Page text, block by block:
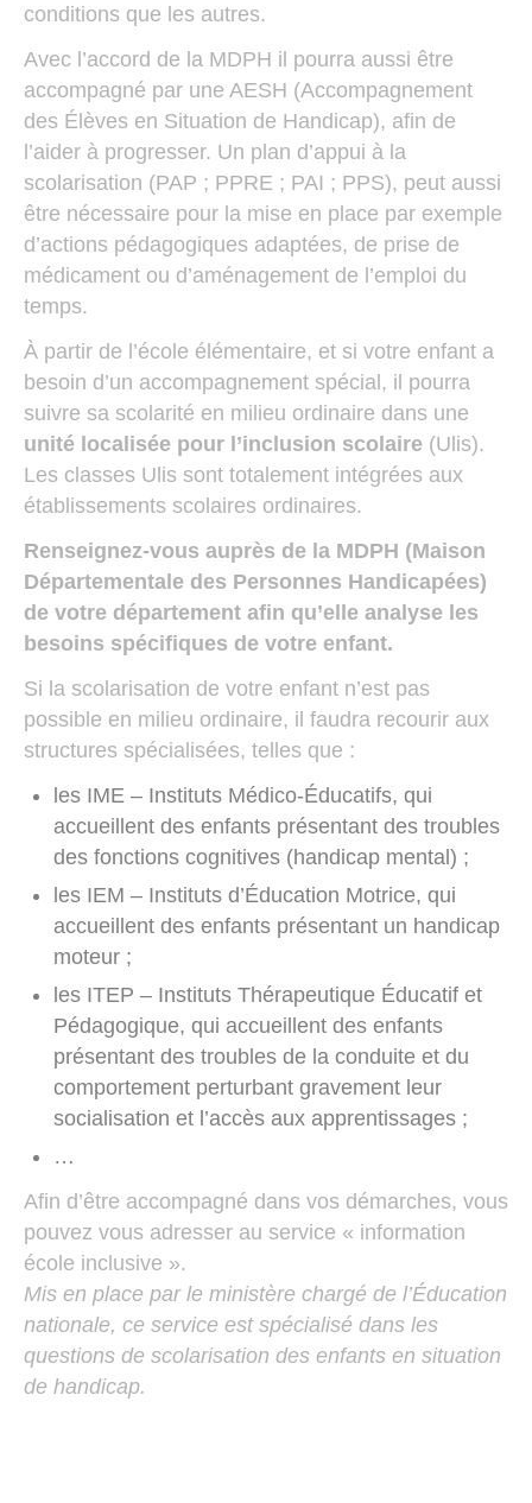
conditions que les autres.
Avec l’accord de la MDPH il pourra aussi être
accompagné par une AESH (Accompagnement
des Élèves en Situation de Handicap), afin de
l’aider à progresser. Un plan d’appui à la
scolarisation (PAP ; PPRE ; PAI ; PPS), peut aussi
être nécessaire pour la mise en place par exemple
d’actions pédagogiques adaptées, de prise de
médicament ou d’aménagement de l’emploi du
temps.
À partir de l’école élémentaire, et si votre enfant a
besoin d’un accompagnement spécial, il pourra
suivre sa scolarité en milieu ordinaire dans une
unité localisée pour l’inclusion scolaire (Ulis).
Les classes Ulis sont totalement intégrées aux
établissements scolaires ordinaires.
Renseignez-vous auprès de la MDPH (Maison
Départementale des Personnes Handicapées)
de votre département afin qu’elle analyse les
besoins spécifiques de votre enfant.
Si la scolarisation de votre enfant n’est pas
possible en milieu ordinaire, il faudra recourir aux
structures spécialisées, telles que :
les IME – Instituts Médico-Éducatifs, qui
accueillent des enfants présentant des troubles
des fonctions cognitives (handicap mental) ;
les IEM – Instituts d’Éducation Motrice, qui
accueillent des enfants présentant un handicap
moteur ;
les ITEP – Instituts Thérapeutique Éducatif et
Pédagogique, qui accueillent des enfants
présentant des troubles de la conduite et du
comportement perturbant gravement leur
socialisation et l’accès aux apprentissages ;
…
Afin d’être accompagné dans vos démarches, vous
pouvez vous adresser au service « information
école inclusive ».
Mis en place par le ministère chargé de l’Éducation
nationale, ce service est spécialisé dans les
questions de scolarisation des enfants en situation
de handicap.